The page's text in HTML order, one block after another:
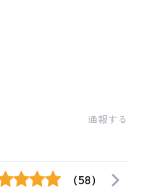
通報する
(58)